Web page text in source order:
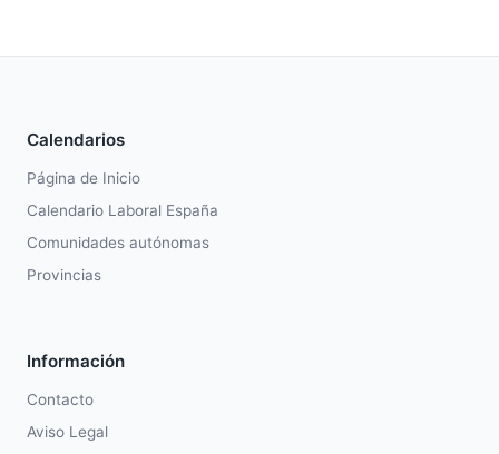
Calendarios
Página de Inicio
Calendario Laboral España
Comunidades autónomas
Provincias
Información
Contacto
Aviso Legal